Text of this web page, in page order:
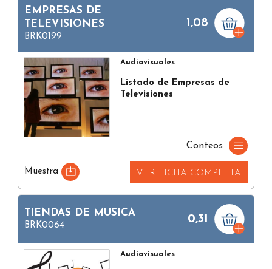
EMPRESAS DE
TELEVISIONES
BRK0199
1,08
Audiovisuales
Listado de Empresas de
Televisiones
Conteos
Muestra VER FICHA COMPLETA
TIENDAS DE MUSICA
BRK0064
0,31
Audiovisuales